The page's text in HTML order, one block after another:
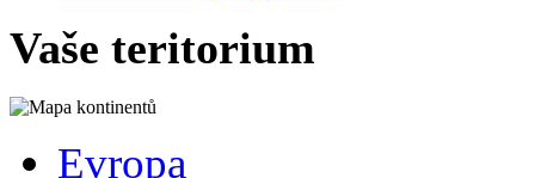
Vaše teritorium
Evropa